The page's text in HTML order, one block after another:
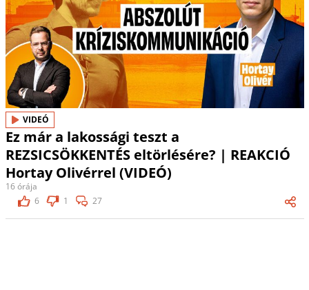
VIDEÓ
Ez már a lakossági teszt a
REZSICSÖKKENTÉS eltörlésére? | REAKCIÓ
Hortay Olivérrel (VIDEÓ)
16 órája
6
1 27